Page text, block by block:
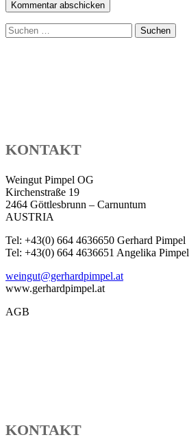
Suchen
nach:
KONTAKT
Weingut Pimpel OG
Kirchenstraße 19
2464 Göttlesbrunn – Carnuntum
AUSTRIA
Tel: +43(0) 664 4636650 Gerhard Pimpel
Tel: +43(0) 664 4636651 Angelika Pimpel
weingut@gerhardpimpel.at
www.gerhardpimpel.at
AGB
KONTAKT